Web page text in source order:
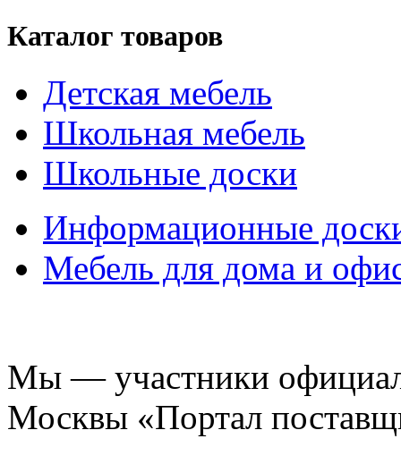
Каталог товаров
Детская мебель
Школьная мебель
Школьные доски
Информационные
Мебель для дома и
Мы — участники
Москвы «Портал